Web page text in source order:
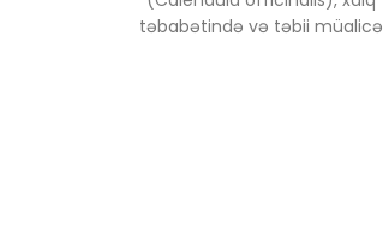
təbabətində və təbii müalicə